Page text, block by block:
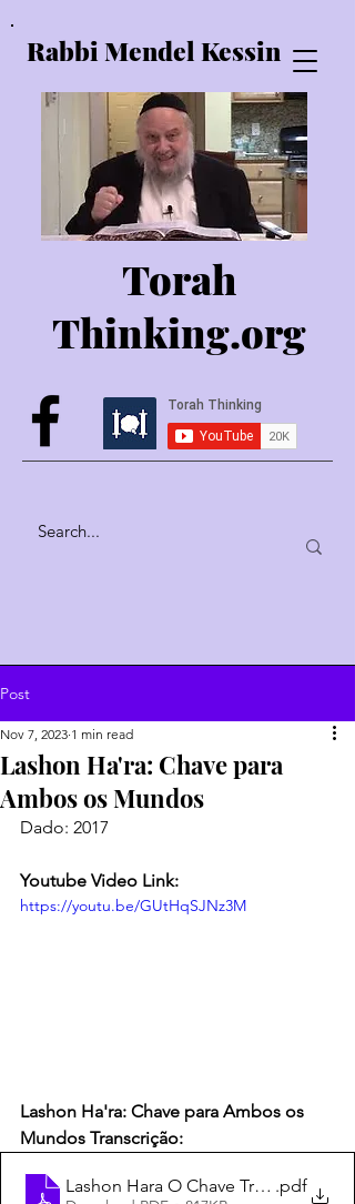
Rabbi Mendel Kessin
Torah
Thinking.org
Post
Lashon Ha'ra: Chave para
Ambos os Mundos
Nov 7, 2023 1 min read
Dado: 2017
Youtube Video Link:
https://youtu.be/GUtHqSJNz3M
Lashon Ha'ra: Chave para Ambos os
Mundos Transcrição:
Lashon Hara O Chave Transcrição
.pdf